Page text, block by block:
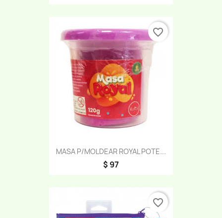
MASA P/MOLDEAR ROYAL POTE...
$ 97
favorite_border
favorite_border